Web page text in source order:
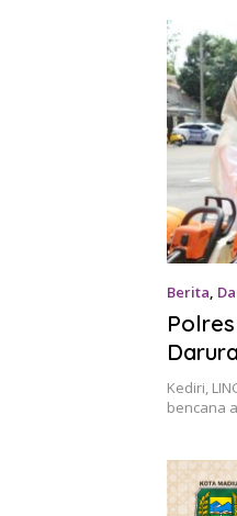
Berita,
Kediri,
bencana